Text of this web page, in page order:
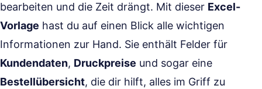
bearbeiten und die Zeit drängt. Mit dieser Excel-
Vorlage hast du auf einen Blick alle wichtigen
Informationen zur Hand. Sie enthält Felder für
Kundendaten, Druckpreise und sogar eine
Bestellübersicht, die dir hilft, alles im Griff zu